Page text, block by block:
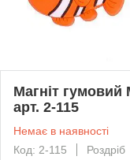
Магніт гумовий
арт. 2-115
Немає в наявності
Код: 2-115
Роздріб